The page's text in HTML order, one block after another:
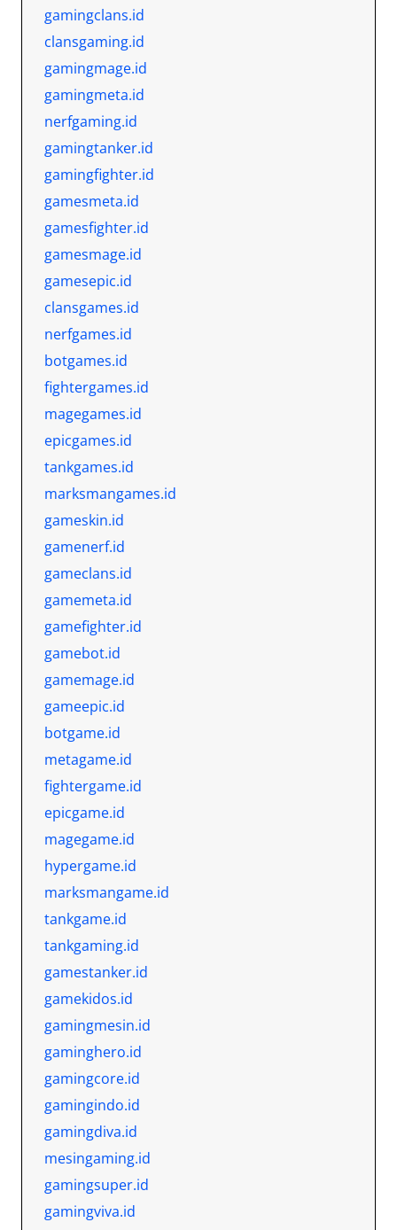
gamingclans.id
clansgaming.id
gamingmage.id
gamingmeta.id
nerfgaming.id
gamingtanker.id
gamingfighter.id
gamesmeta.id
gamesfighter.id
gamesmage.id
gamesepic.id
clansgames.id
nerfgames.id
botgames.id
fightergames.id
magegames.id
epicgames.id
tankgames.id
marksmangames.id
gameskin.id
gamenerf.id
gameclans.id
gamemeta.id
gamefighter.id
gamebot.id
gamemage.id
gameepic.id
botgame.id
metagame.id
fightergame.id
epicgame.id
magegame.id
hypergame.id
marksmangame.id
tankgame.id
tankgaming.id
gamestanker.id
gamekidos.id
gamingmesin.id
gaminghero.id
gamingcore.id
gamingindo.id
gamingdiva.id
mesingaming.id
gamingsuper.id
gamingviva.id